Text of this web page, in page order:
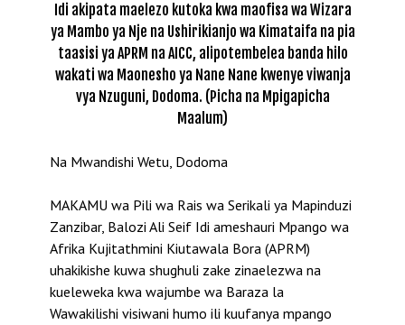
Idi akipata maelezo kutoka kwa maofisa wa Wizara
ya Mambo ya Nje na Ushirikianjo wa Kimataifa na pia
taasisi ya APRM na AICC, alipotembelea banda hilo
wakati wa Maonesho ya Nane Nane kwenye viwanja
vya Nzuguni, Dodoma. (Picha na Mpigapicha
Maalum)
Na Mwandishi Wetu, Dodoma
MAKAMU wa Pili wa Rais wa Serikali ya Mapinduzi
Zanzibar, Balozi Ali Seif Idi ameshauri Mpango wa
Afrika Kujitathmini Kiutawala Bora (APRM)
uhakikishe kuwa shughuli zake zinaelezwa na
kueleweka kwa wajumbe wa Baraza la
Wawakilishi visiwani humo ili kuufanya mpango